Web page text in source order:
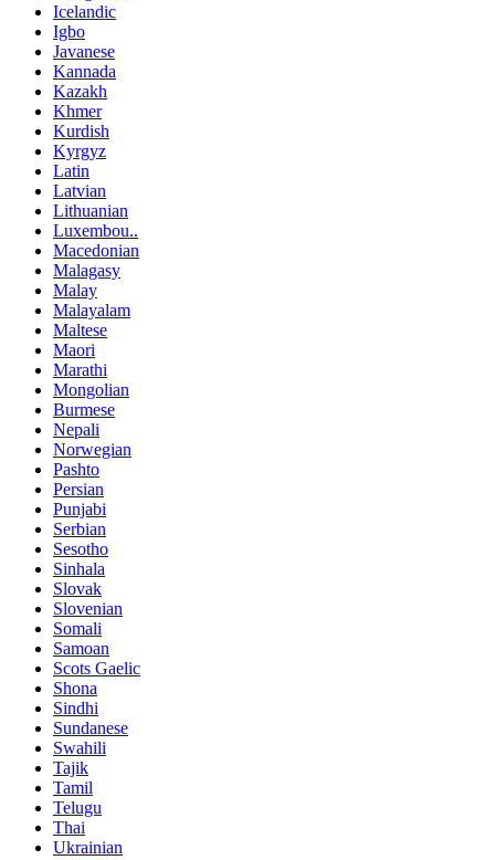
Icelandic
Igbo
Javanese
Kannada
Kazakh
Khmer
Kurdish
Kyrgyz
Latin
Latvian
Lithuanian
Luxembou..
Macedonian
Malagasy
Malay
Malayalam
Maltese
Maori
Marathi
Mongolian
Burmese
Nepali
Norwegian
Pashto
Persian
Punjabi
Serbian
Sesotho
Sinhala
Slovak
Slovenian
Somali
Samoan
Scots Gaelic
Shona
Sindhi
Sundanese
Swahili
Tajik
Tamil
Telugu
Thai
Ukrainian